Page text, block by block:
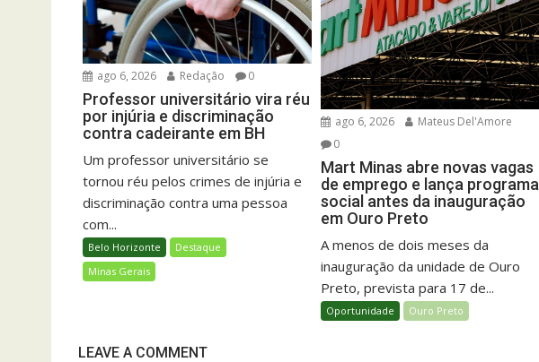
ago 6, 2026 Redação 0
Professor universitário vira réu
por injúria e discriminação
contra cadeirante em BH
Um professor universitário se
tornou réu pelos crimes de injúria e
discriminação contra uma pessoa
com...
Belo Horizonte
Destaque
Minas Gerais
ago 6, 2026
Mateus Del'Amore
0
Mart Minas abre novas vagas
de emprego e lança programa
social antes da inauguração
em Ouro Preto
A menos de dois meses da
inauguração da unidade de Ouro
Preto, prevista para 17 de...
Oportunidade Ouro Preto
LEAVE A COMMENT